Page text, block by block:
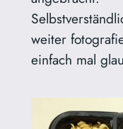
weiter
einfach mal